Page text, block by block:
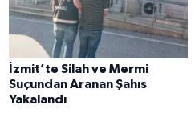
İzmit’te Silah ve Mermi
Suçundan Aranan Şahıs
Yakalandı